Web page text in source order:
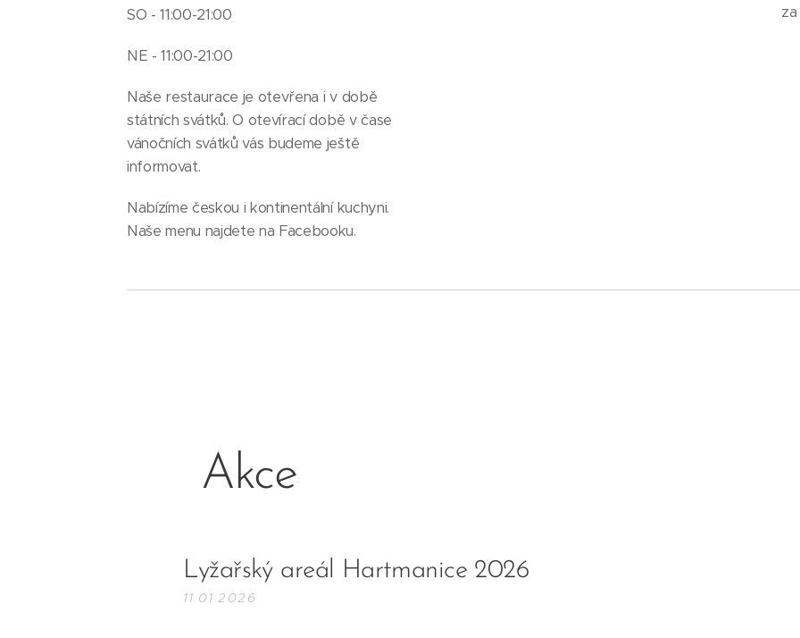
SO - 11:00-21:00
NE - 11:00-21:00
Naše restaurace je otevřena i v době
státních svátků. O otevírací době v čase
vánočních svátků vás budeme ještě
informovat.
Nabízíme českou i kontinentální kuchyni.
Naše menu najdete na Facebooku.
Akce
Lyžařský areál Hartmanice 2026
11.01.2026